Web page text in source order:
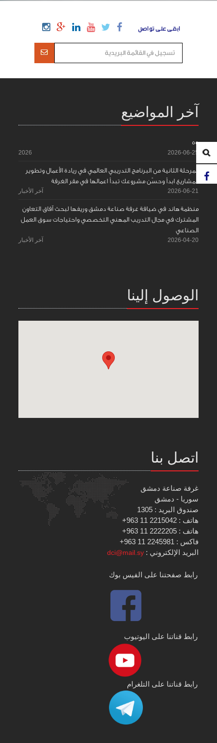
ابقى على تواصل
آخر المواضيع
55
2026-06-25
2026
المرحلة الثانية من البرنامج التدريبي العالمي في ريادة الأعمال وتطوير
المشاريع ابدأ وحسّن مشروعك تبدأ اعمالها في مقر الغرفة
2026-06-21 آخر الأخبار
منظمة هاند في ضيافة غرفة صناعة دمشق وريفها لبحث آفاق التعاون
المشترك في مجال التدريب المهني التخصصي واحتياجات سوق العمل
الصناعي
2026-04-20 آخر الأخبار
الوصول إلينا
اتصل بنا
غرفة صناعة دمشق
سوريا - دمشق
صندوق البريد : 1305
هاتف : 2215042 11 963+
هاتف : 2222205 11 963+
فاكس : 2245981 11 963+
البريد الإلكتروني :dci@mail.sy
رابط صفحتنا على الفيس بوك
رابط قناتنا على اليوتيوب
رابط قناتنا على التلغرام